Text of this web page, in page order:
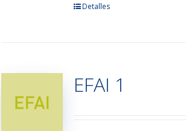
Este
Las
opciones
Detalles
EFAI 1